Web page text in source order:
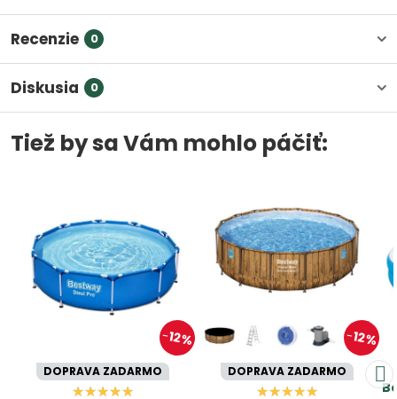
Recenzie 0
Diskusia 0
Tiež by sa Vám mohlo páčiť:
12%
DOPRAVA ZADARMO
12%
DOPRAVA ZADARMO